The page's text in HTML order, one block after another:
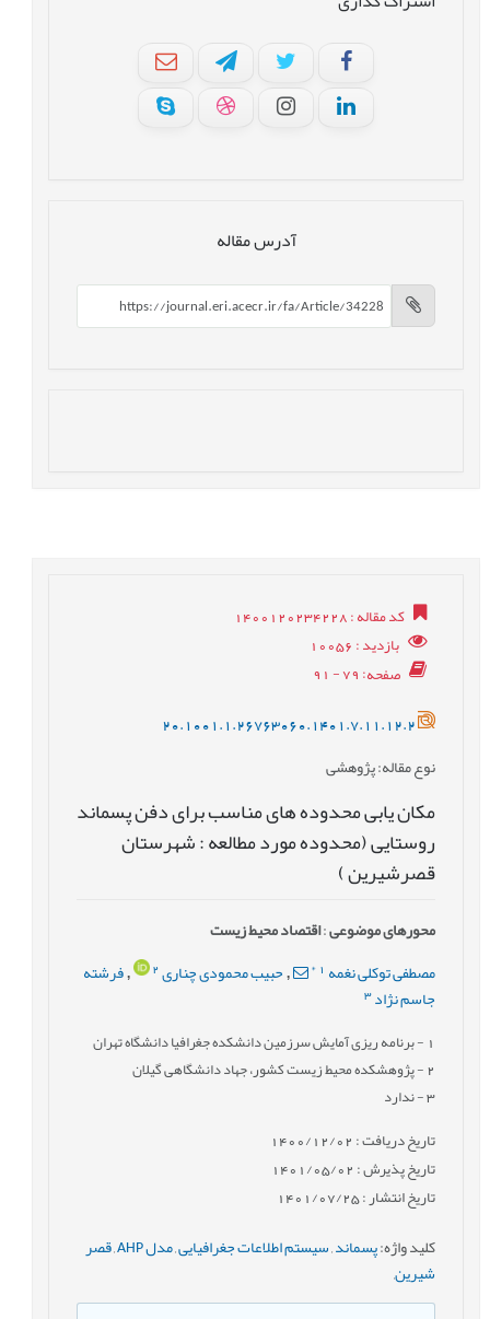
آدرس مقاله
کد مقاله: 1400120234228
بازدید: 10056
صفحه: 79 - 91
20.1001.1.26763060.1401.7.11.12.2
نوع مقاله: پژوهشی
مکان یابی محدوده های مناسب برای دفن پسماند
روستایی (محدوده مورد مطالعه : شهرستان
قصرشیرین )
محورهای موضوعی:اقتصاد محیط زیست
مصطفی توکلی نغمه1
*
,حبیب محمودی چناری 2
,فرشته
جاسم نژاد 3
- برنامه ریزی آمایش سرزمین دانشکده جغرافیا دانشگاه تهران
2- پژوهشکده محیط زیست کشور، جهاد دانشگاهی گیلان
3- ندارد
تاریخ دریافت : 1400/12/02
تاریخ پذیرش : 1401/05/02
تاریخ انتشار : 1401/07/25
کلید واژه:پسماند,سیستم اطلاعات جغرافیایی,مدل AHP ,قصر
شیرین,